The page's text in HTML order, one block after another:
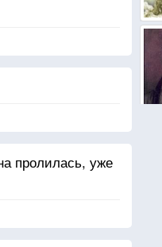
пролилась, уже